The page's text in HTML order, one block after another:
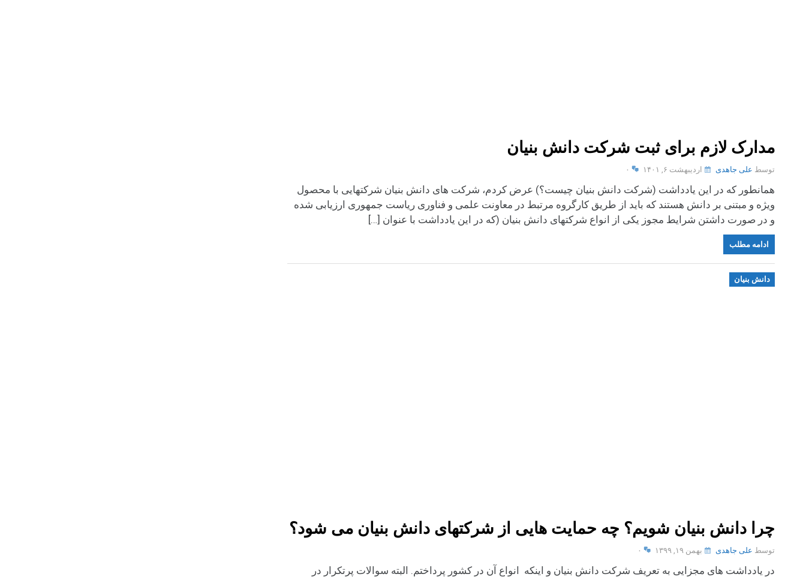
مدارک لازم برای ثبت شرکت دانش بنیان
توسط علی جاهدی اردیبهشت ۶, ۱۴۰۱ ۰
همانطور که در این یادداشت (شرکت دانش بنیان چیست؟) عرض کردم، شرکت های دانش بنیان شرکتهایی با محصول
ویژه و مبتنی بر دانش هستند که باید از طریق کارگروه مرتبط در معاونت علمی و فناوری ریاست جمهوری ارزیابی شده
و در صورت داشتن شرایط مجوز یکی از انواع شرکتهای دانش بنیان (که در این یادداشت با عنوان […]
ادامه مطلب
دانش بنیان
چرا دانش بنیان شویم؟ چه حمایت هایی از شرکتهای دانش بنیان می شود؟
توسط علی جاهدی بهمن ۱۹, ۱۳۹۹ ۰
در یادداشت های مجزایی به تعریف شرکت دانش بنیان و اینکه انواع آن در کشور پرداختم. البته سوالات پرتکرار در